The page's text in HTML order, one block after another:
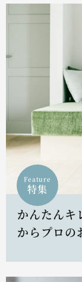
Feature
特集
かんたん
からプロの